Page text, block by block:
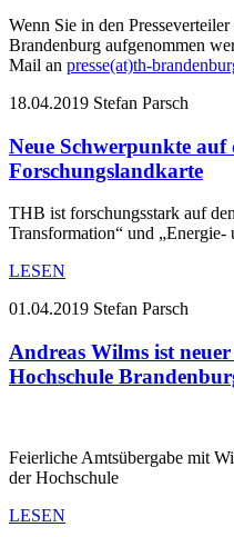
Wenn Sie in den
Brandenburg aufgenommen
Mail an presse(at)th-
18.04.2019 Stefan Parsch
Neue Schwerpunkte
Forschungslandkarte
THB ist forschungsstark auf
Transformation“ und „Energie-
LESEN
01.04.2019 Stefan Parsch
Andreas Wilms ist
Hochschule
Feierliche Amtsübergabe mit
der Hochschule
LESEN